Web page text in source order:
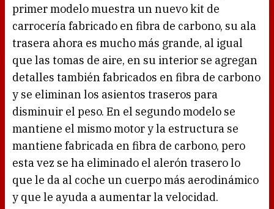
primer modelo muestra un nuevo kit de
carrocería fabricado en fibra de carbono, su ala
trasera ahora es mucho más grande, al igual
que las tomas de aire, en su interior se agregan
detalles también fabricados en fibra de carbono
y se eliminan los asientos traseros para
disminuir el peso. En el segundo modelo se
mantiene el mismo motor y la estructura se
mantiene fabricada en fibra de carbono, pero
esta vez se ha eliminado el alerón trasero lo
que le da al coche un cuerpo más aerodinámico
y que le ayuda a aumentar la velocidad.